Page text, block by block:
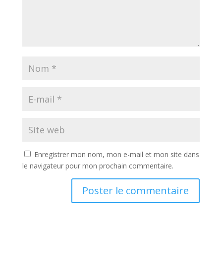
Enregistrer mon nom, mon e-mail et mon site dans
le navigateur pour mon prochain commentaire.